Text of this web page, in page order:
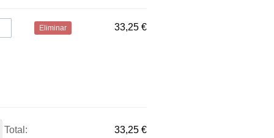
Eliminar 33,25 €
Total: 33,25 €